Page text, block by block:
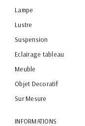
Lampe
Lustre
Suspension
Eclairage tableau
Meuble
Objet Decoratif
Sur Mesure
INFORMATIONS